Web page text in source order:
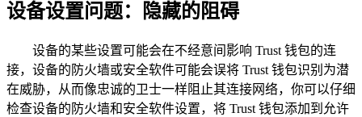
设备设置问题：隐藏的阻碍
设备的某些设置可能会在不经意间影响 Trust 钱包的连
接，设备的防火墙或安全软件可能会误将 Trust 钱包识别为潜
在威胁，从而像忠诚的卫士一样阻止其连接网络，你可以仔细
检查设备的防火墙和安全软件设置，将 Trust 钱包添加到允许